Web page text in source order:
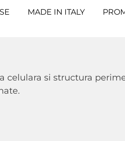
MADE IN ITALY
celulara si structura